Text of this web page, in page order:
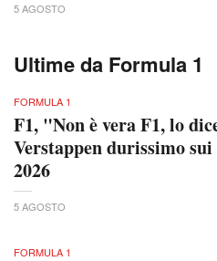
5 AGOSTO
Ultime da Formula 1
FORMULA 1
F1, "Non è vera F1, lo
Verstappen durissimo
2026
5 AGOSTO
FORMULA 1